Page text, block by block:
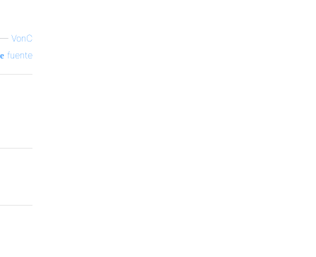
— VonC
fuente